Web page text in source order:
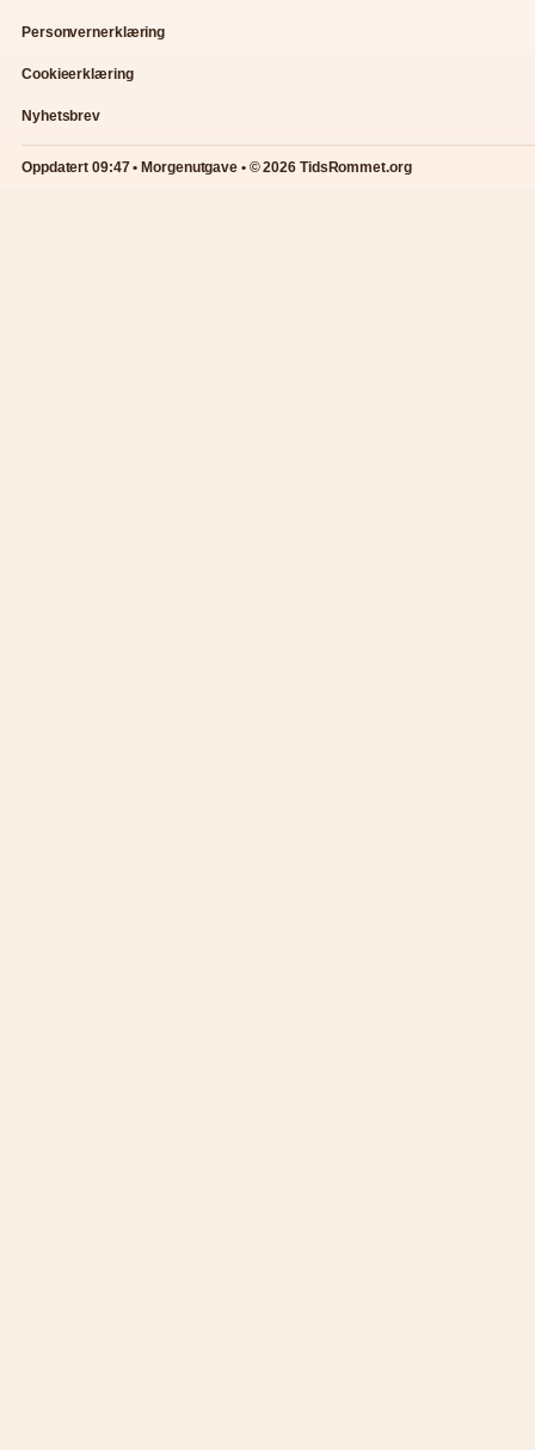
Personvernerklæring
Cookieerklæring
Nyhetsbrev
Oppdatert 09:47 • Morgenutgave • © 2026 TidsRommet.org